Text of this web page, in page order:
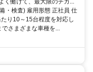
く働けて、最大限のチカ...
・検査) 雇用形態 正社員 仕
り10～15台程度を対応し
さまざまな車種を...